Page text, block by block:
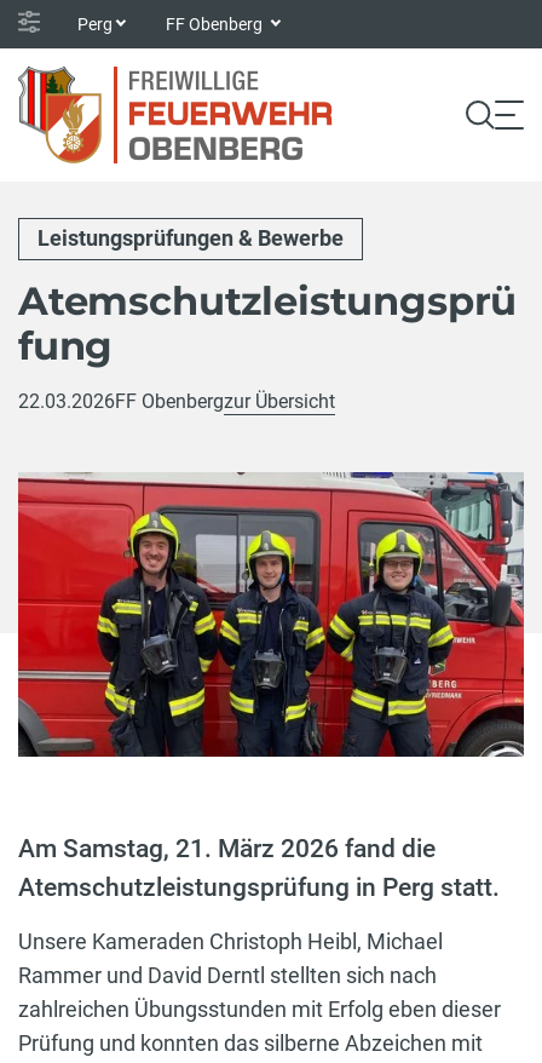
Perg FF Obenberg
Leistungsprüfungen & Bewerbe
Atemschutzleistungsprü
fung
22.03.2026FF Obenbergzur Übersicht
Am Samstag, 21. März 2026 fand die
Atemschutzleistungsprüfung in Perg statt.
Unsere Kameraden Christoph Heibl, Michael
Rammer und David Derntl stellten sich nach
zahlreichen Übungsstunden mit Erfolg eben dieser
Prüfung und konnten das silberne Abzeichen mit